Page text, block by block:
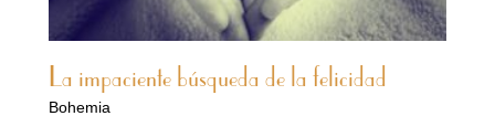
La impaciente búsqueda de la felicidad
Bohemia